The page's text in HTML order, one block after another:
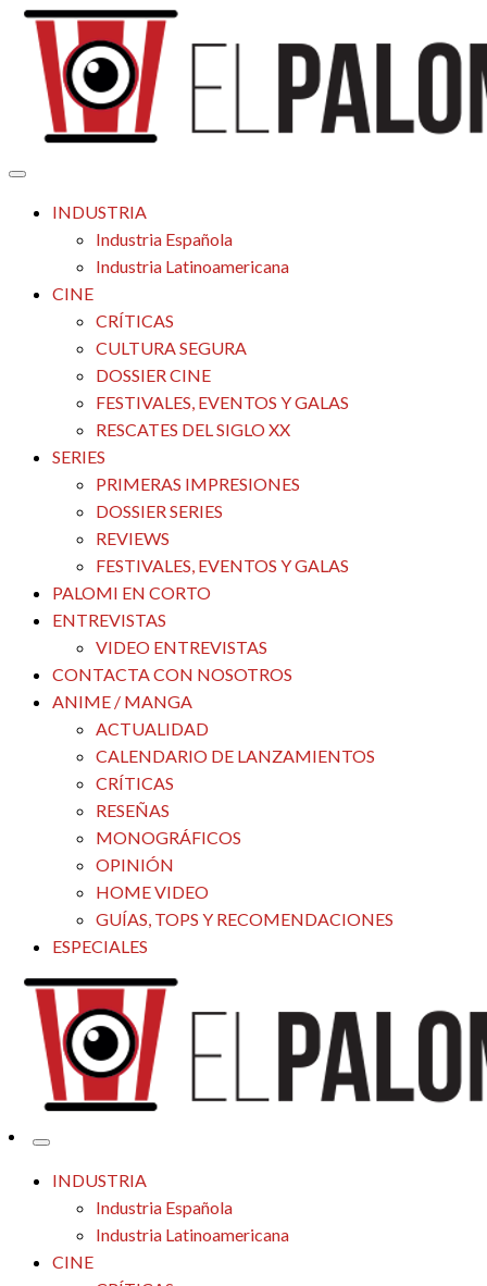
Saltar
contenido
El Palomitrón
Tu espacio de la industria de cine española y latinoamericana
INDUSTRIA
Industria Española
Industria Latinoamericana
CINE
CRÍTICAS
CULTURA SEGURA
DOSSIER CINE
FESTIVALES, EVENTOS Y GALAS
RESCATES DEL SIGLO XX
SERIES
PRIMERAS IMPRESIONES
DOSSIER SERIES
REVIEWS
FESTIVALES, EVENTOS Y GALAS
PALOMI EN CORTO
ENTREVISTAS
VIDEO ENTREVISTAS
CONTACTA CON NOSOTROS
ANIME / MANGA
ACTUALIDAD
CALENDARIO DE LANZAMIENTOS
CRÍTICAS
RESEÑAS
MONOGRÁFICOS
OPINIÓN
HOME VIDEO
GUÍAS, TOPS Y RECOMENDACIONES
ESPECIALES
El Palomitrón
Tu espacio de la industria de cine española y latinoamericana
INDUSTRIA
Industria Española
Industria Latinoamericana
CINE